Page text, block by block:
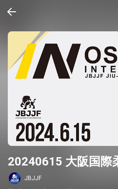
20240615 大阪国際
JBJJF